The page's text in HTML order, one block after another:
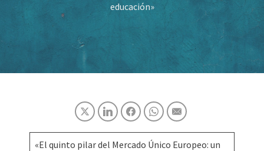
educación»
«El quinto pilar del Mercado Único Europeo: un